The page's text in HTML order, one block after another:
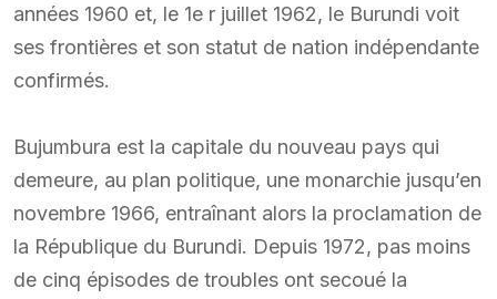
années 1960 et, le 1e r juillet 1962, le Burundi voit
ses frontières et son statut de nation indépendante
confirmés.
Bujumbura est la capitale du nouveau pays qui
demeure, au plan politique, une monarchie jusqu’en
novembre 1966, entraînant alors la proclamation de
la République du Burundi. Depuis 1972, pas moins
de cinq épisodes de troubles ont secoué la